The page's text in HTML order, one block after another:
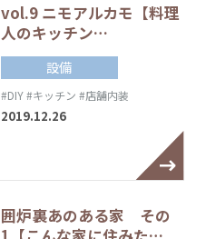
vol.9 ニモアルカモ【料理
人のキッチン…
設備
#DIY#キッチン #店舗内装
2019.12.26
囲炉裏あのある家 その